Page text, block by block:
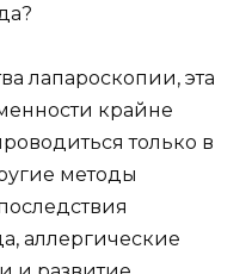
лапароскопии, эта
крайне
только в
методы
аллергические